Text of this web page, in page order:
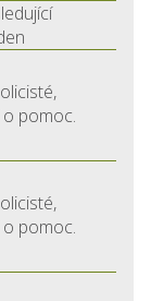
pomoc.
pomoc.